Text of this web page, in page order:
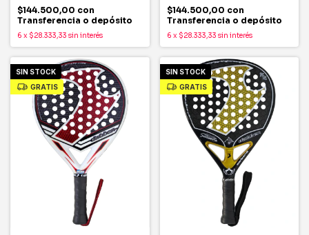
$144.500,00 con
Transferencia o depósito
6 x $28.333,33 sin interés
$144.500,00 con
Transferencia o depósito
6 x $28.333,33 sin interés
SIN STOCK
GRATIS
SIN STOCK
GRATIS